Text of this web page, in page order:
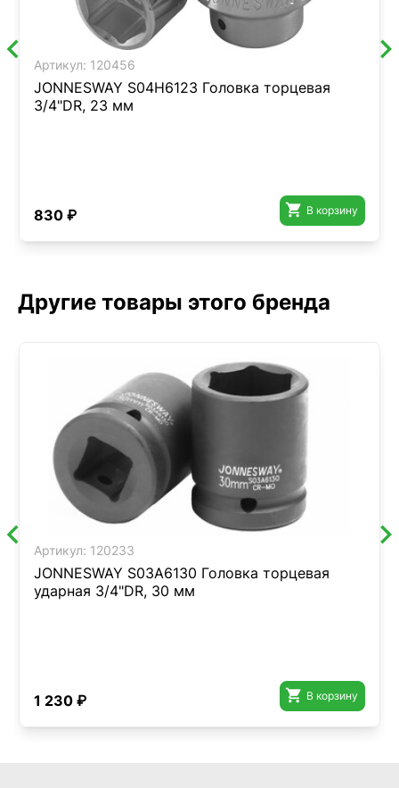
Артикул: 120456
JONNESWAY S04H6123 Головка торцевая
3/4"DR, 23 мм
830 ₽  В корзину
Другие товары этого бренда
Артикул: 120233
JONNESWAY S03A6130 Головка торцевая
ударная 3/4"DR, 30 мм
1 230 ₽  В корзину